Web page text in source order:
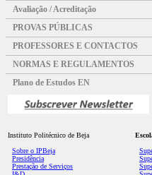
Avaliação / Acreditação
PROVAS PÚBLICAS
PROFESSORES E CONTACTOS
NORMAS E REGULAMENTOS
Plano de Estudos EN
Instituto Politécnico de Beja
Sobre o IPBeja
Presidência
Prestação de Serviços